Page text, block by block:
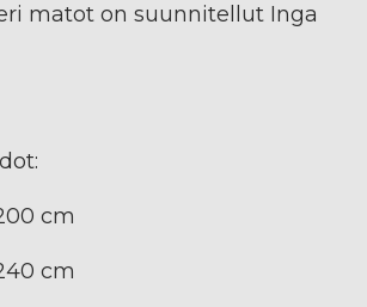
matot on suunnitellut Inga
cm
cm